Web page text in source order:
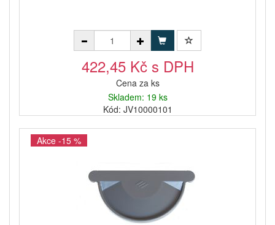
422,45 Kč s DPH
Cena za ks
Skladem: 19 ks
Kód: JV10000101
Akce -15 %